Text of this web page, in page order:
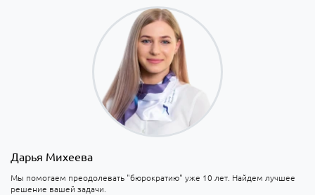
Дарья Михеева
Мы помогаем преодолевать "бюрократию" уже 10 лет. Найдем лучшее
решение вашей задачи.